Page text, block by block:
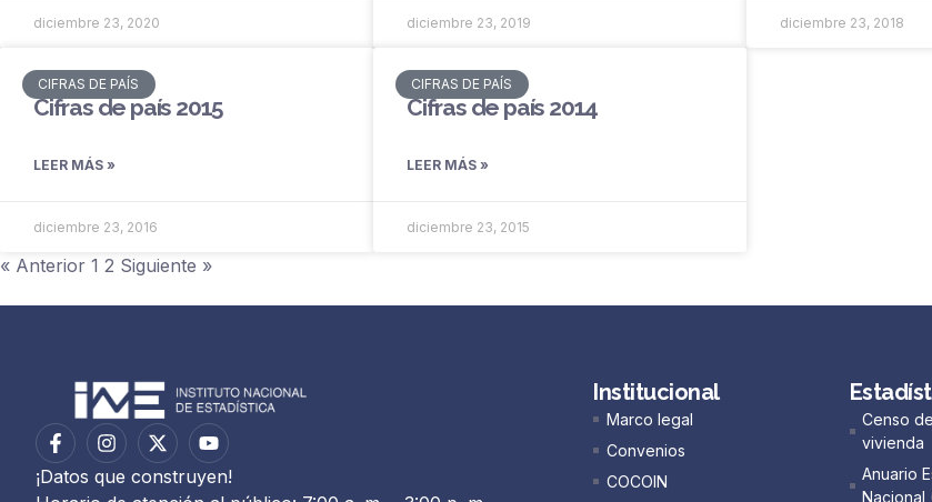
diciembre 23, 2020 diciembre 23, 2019 diciembre 23, 2018
CIFRAS DE PAÍS
Cifras de país 2015
LEER MÁS »
diciembre 23, 2016
CIFRAS DE PAÍS
Cifras de país 2014
LEER MÁS »
diciembre 23, 2015
« Anterior 1 2 Siguiente »
¡Datos que construyen!
Institucional
Marco legal
Convenios
COCOIN
Censo
vivienda
Anuario
Nacional